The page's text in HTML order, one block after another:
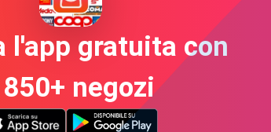
l'app gratuita con
negozi